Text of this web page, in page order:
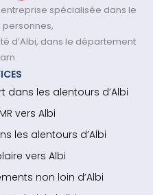
spécialisée dans le
d’Albi, dans le département
les alentours d’Albi
vers Albi
les alentours d’Albi
vers Albi
non loin d’Albi